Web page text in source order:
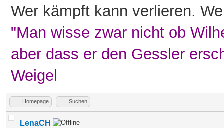
Wer kämpft kann verlieren.
"Man wisse zwar nicht ob
aber dass er den Gessler
Weigel
Homepage Suchen
LenaCH